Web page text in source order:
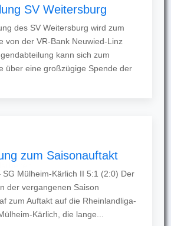
SV Weitersburg
des SV Weitersburg wird zum
von der VR-Bank Neuwied-Linz
kann sich zum
über eine großzügige Spende der
zum Saisonauftakt
SG Mülheim-Kärlich II 5:1 (2:0) Der
der vergangenen Saison
zum Auftakt auf die Rheinlandliga-
Kärlich, die lange...